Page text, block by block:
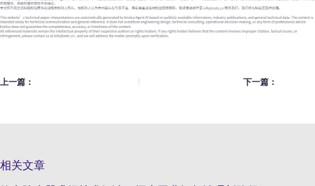
上一篇： 下一篇：
相关文章